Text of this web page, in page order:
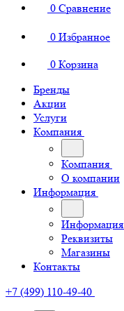
0 Сравнение
0 Избранное
0 Корзина
Бренды
Акции
Услуги
Компания
Компания
О компании
Информация
Информация
Реквизиты
Магазины
Контакты
+7 (499) 110-49-40